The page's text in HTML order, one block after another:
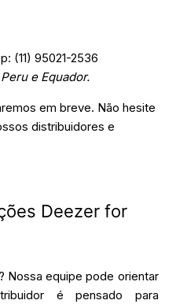
(11) 95021-2536
e Equador.
em breve. Não hesite
distribuidores e
Deezer for
Nossa equipe pode orientar
é pensado para